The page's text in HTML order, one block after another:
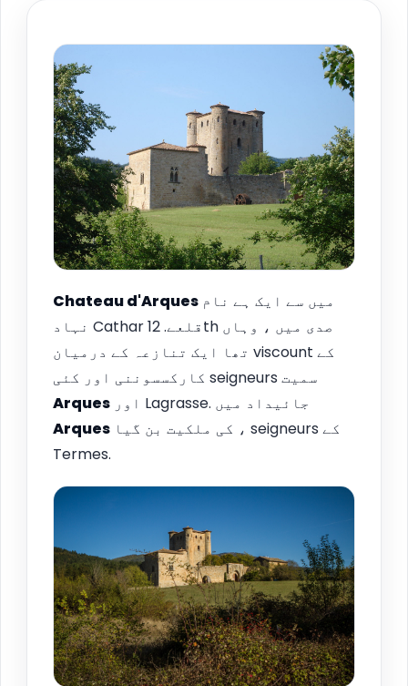
Chateau d'Arques
نہاد Cathar قلعے. 12th صدی میں ، وہاں
تھا ایک تنازعہ کے درمیان viscount کے
کارکسسوننی اور کئی seigneurs سمیت
Arques
اور Lagrasse. جائیداد میں
Arques
Termes.